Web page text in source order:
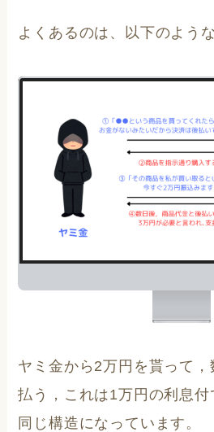
よくあるのは、以下のよう
ヤミ金から2万円を貰って
払う，これは1万円の利息付
同じ構造になっています。